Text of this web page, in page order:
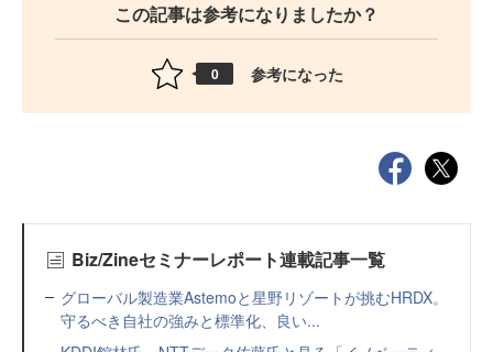
この記事は参考になりましたか？
0 参考になった
Biz/Zineセミナーレポート連載記事一覧
グローバル製造業Astemoと星野リゾートが挑むHRDX。
守るべき自社の強みと標準化、良い...